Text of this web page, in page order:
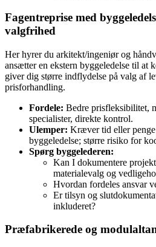
Fagentreprise med
valgfrihed
Her hyrer du arkitekt/ingeniør og
ansætter en ekstern byggeledelse til at
giver dig større indflydelse på valg af
prisforhandling.
Fordele: Bedre prisfleksibilitet,
specialister, direkte kontrol.
Ulemper: Kræver tid eller
byggeledelse; større risiko for
Spørg byggelederen:
Kan I dokumentere
materialevalg og
Hvordan fordeles ansvar
Er tilsyn og
inkluderet?
Præfabrikerede og